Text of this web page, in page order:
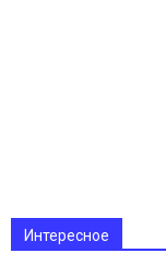
Интересное